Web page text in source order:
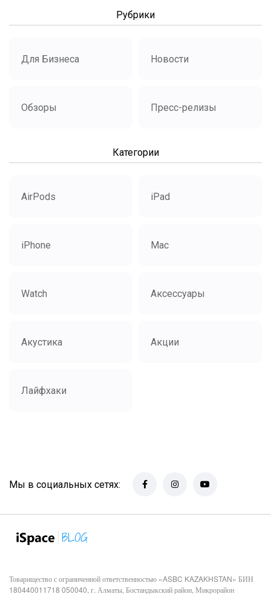
Рубрики
Для Бизнеса Новости
Обзоры Пресс-релизы
Категории
AirPods iPad
iPhone Mac
Watch Аксессуары
Акустика Акции
Лайфхаки
Мы в социальных сетях:
Товарищество с ограниченной ответственностью «ASBC KAZAKHSTAN» БИН
180440011718 050040, г. Алматы, Бостандыкский район, Микрорайон